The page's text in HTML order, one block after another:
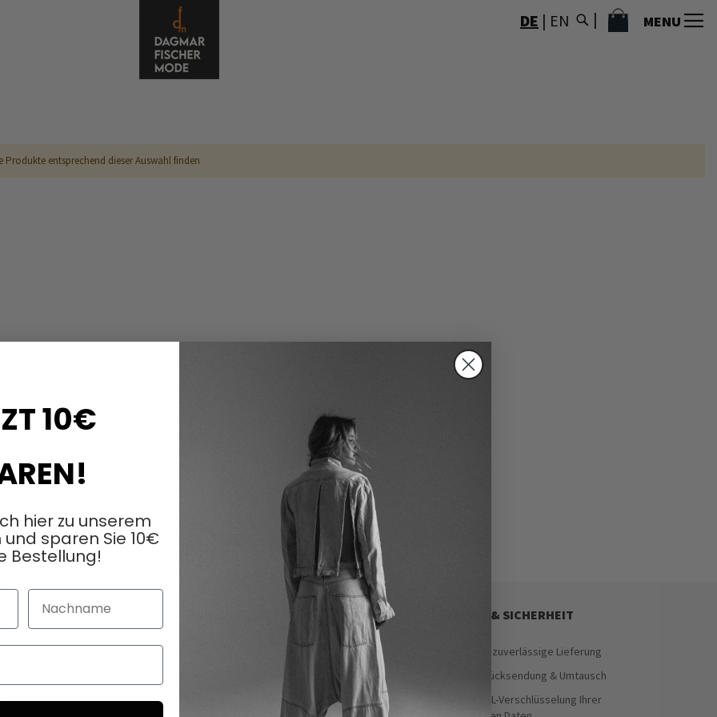
DE | EN MENU
MEIN WARENKORB
Produkte entsprechend dieser Auswahl finden
SERVICE & SICHERHEIT
Schnelle & zuverlässige Lieferung
Einfache Rücksendung & Umtausch
Sichere SSL-Verschlüsselung Ihrer
10€
hier zu unserem
sparen Sie 10€
Bestellung!
Nachname